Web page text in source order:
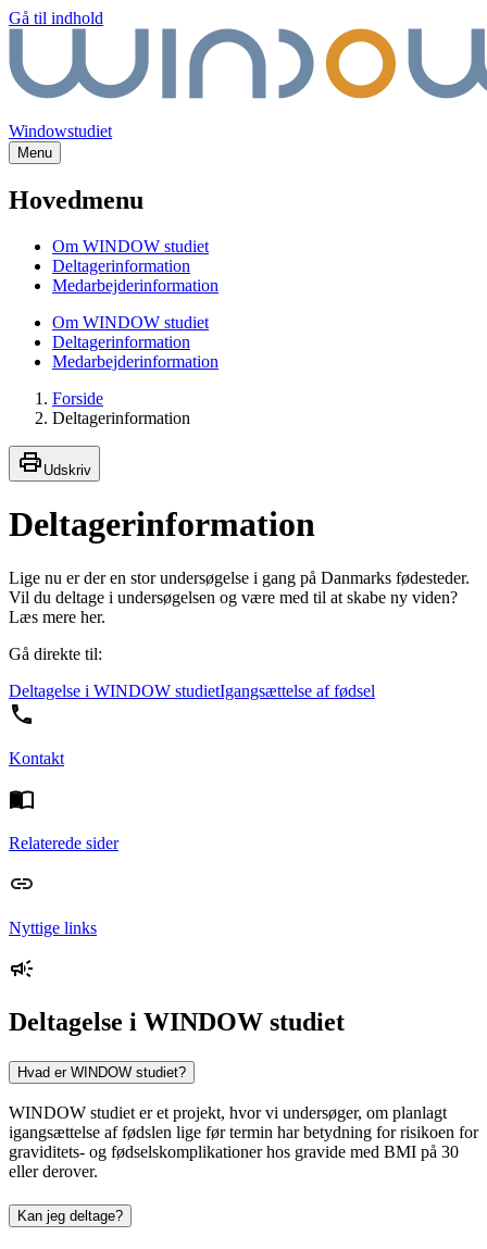
Gå til indhold
Windowstudiet
Menu
Hovedmenu
Om WINDOW studiet
Deltagerinformation
Medarbejderinformation
Om WINDOW studiet
Deltagerinformation
Medarbejderinformation
Forside
Deltagerinformation
Udskriv
Deltagerinformation
Lige nu er der en stor undersøgelse i gang på Danmarks fødesteder.
Vil du deltage i undersøgelsen og være med til at skabe ny viden?
Læs mere her.
Gå direkte til:
Deltagelse i WINDOW studietIgangsættelse af fødsel
Kontakt
Relaterede sider
Nyttige links
Deltagelse i WINDOW studiet
Hvad er WINDOW studiet?
WINDOW studiet er et projekt, hvor vi undersøger, om planlagt
igangsættelse af fødslen lige før termin har betydning for risikoen for
graviditets- og fødselskomplikationer hos gravide med BMI på 30
eller derover.
Kan jeg deltage?